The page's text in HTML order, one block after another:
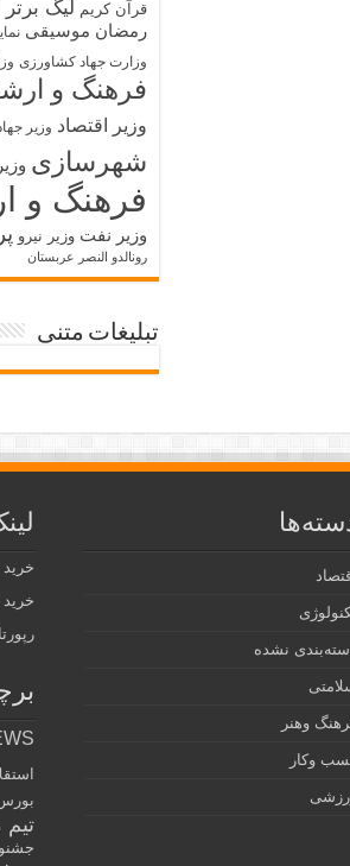
قرآن کریم لیگ برتر
رمضان موسیقی
وزارت جهاد کشاورزی
فرهنگ و
وزیر اقتصاد وزیر
شهرسازی
فرهنگ و
وزیر نفت وزیر نیرو
رونالدو النصر عربستان
تبلیغات متنی
نشده
وهنر
وکار
خرید